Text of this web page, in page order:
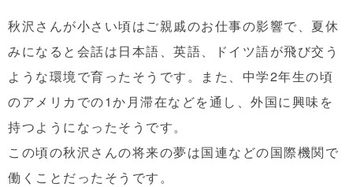
秋沢さんが小さい頃はご親戚のお仕事の影響で、夏休
みになると会話は日本語、英語、ドイツ語が飛び交う
ような環境で育ったそうです。また、中学2年生の頃
のアメリカでの1か月滞在などを通し、外国に興味を
持つようになったそうです。
この頃の秋沢さんの将来の夢は国連などの国際機関で
働くことだったそうです。